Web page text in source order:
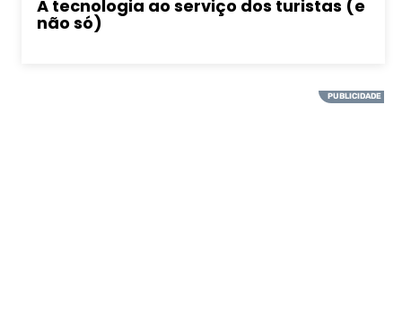
A tecnologia ao serviço dos turistas (e
não só)